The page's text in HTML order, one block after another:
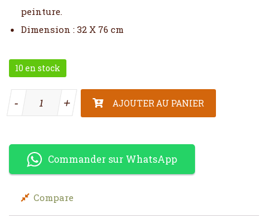
peinture.
Dimension : 32 X 76 cm
10 en stock
quantité de Autocollant Tigre gris noir
+
- +
- AJOUTER AU PANIER
Commander sur WhatsApp
Compare